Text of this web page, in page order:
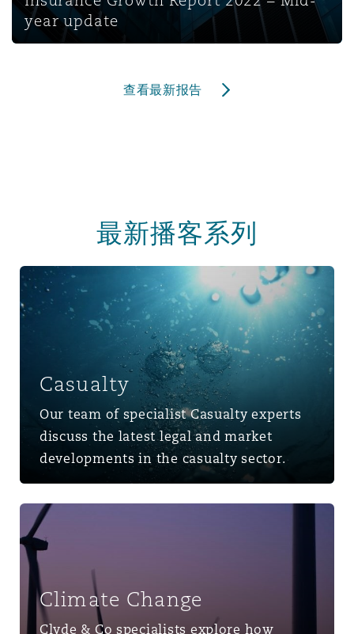
year update
查看最新报告
最新播客系列
Casualty
Casualty
Our team of specialist Casualty experts
discuss the latest legal and market
developments in the casualty sector.
Climate Change
Climate Change
Clyde & Co specialists explore how